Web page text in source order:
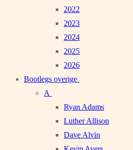
2022
2023
2024
2025
2026
Bootlegs overige
A
Ryan Adams
Luther Allison
Dave Alvin